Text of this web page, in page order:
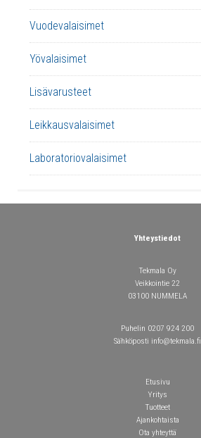
Vuodevalaisimet
Yövalaisimet
Lisävarusteet
Leikkausvalaisimet
Laboratoriovalaisimet
Yhteystiedot
Tekmala Oy
Veikkointie 22
03100 NUMMELA
Puhelin 0207 924 200
Sähköposti info@tekmala.fi
Etusivu
Yritys
Tuotteet
Ajankohtaista
Ota yhteyttä